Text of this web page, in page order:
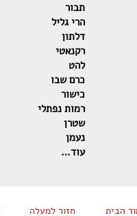
תבור
הרי גליל
דלתון
רקנאטי
להט
כרם שבו
כישור
רמות נפתלי
שטרן
נעמן
עוד…
הבית חזור למעלה